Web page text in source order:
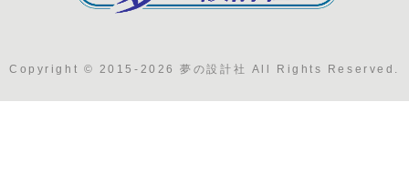
Copyright © 2015-2026 夢の設計社 All Rights Reserved.